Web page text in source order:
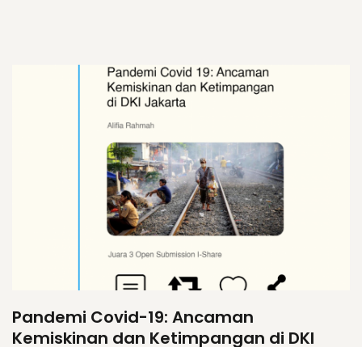
Pandemi Covid-19: Ancaman
Kemiskinan dan Ketimpangan di DKI